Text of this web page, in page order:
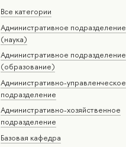
Все категории
Административное подразделение
(наука)
Административное подразделение
(образование)
Административно-управленческое
подразделение
Административно-хозяйственное
подразделение
Базовая кафедра